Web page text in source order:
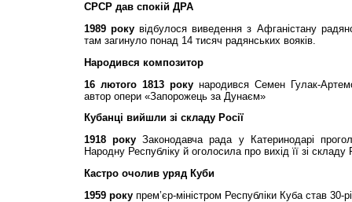
СРСР дав спокій ДРА
1989 рокувідбулося виведення з Афганістану
там загинуло понад 14 тисяч радянських вояків.
Народився композитор
16 лютого 1813 рокународився Семен Гулак-
автор опери «Запорожець за Дунаєм»
Кубанці вийшли зі складу Росії
1918 року Законодавча рада у Катеринодарі
Народну Республіку й оголосила про вихід її зі складу
Кастро очолив уряд Куби
1959 рокупрем’єр-міністром Республіки Куба став 30-